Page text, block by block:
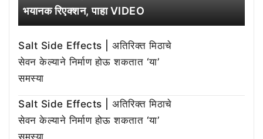
भयानक रिएक्शन, पाहा VIDEO
Salt Side Effects | अतिरिक्त मिठाचे
सेवन केल्याने निर्माण होऊ शकतात ‘या’
समस्या
Salt Side Effects | अतिरिक्त मिठाचे
सेवन केल्याने निर्माण होऊ शकतात ‘या’
समस्या